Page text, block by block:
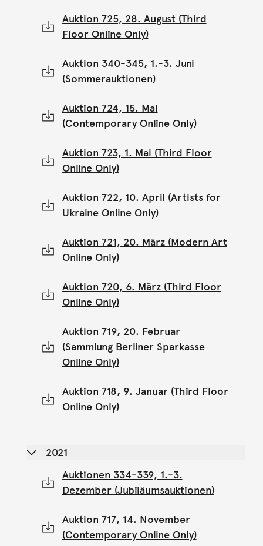
Auktion 725, 28. August (Third
Floor Online Only)
Auktion 340-345, 1.-3. Juni
(Sommerauktionen)
Auktion 724, 15. Mai
(Contemporary Online Only)
Auktion 723, 1. Mai (Third Floor
Online Only)
Auktion 722, 10. April (Artists for
Ukraine Online Only)
Auktion 721, 20. März (Modern Art
Online Only)
Auktion 720, 6. März (Third Floor
Online Only)
Auktion 719, 20. Februar
(Sammlung Berliner Sparkasse
Online Only)
Auktion 718, 9. Januar (Third Floor
Online Only)
2021
Auktionen 334-339, 1.-3.
Dezember (Jubiläumsauktionen)
Auktion 717, 14. November
(Contemporary Online Only)